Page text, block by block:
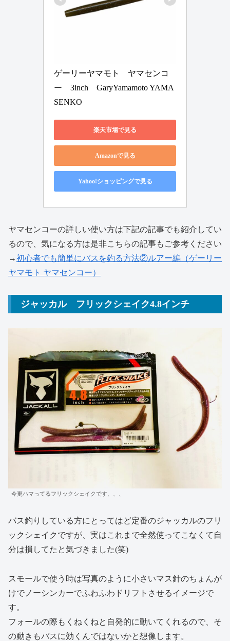
ゲーリーヤマモト　ヤマセンコ
ー　3inch　GaryYamamoto YAMA
SENKO
楽天市場で見る
Amazonで見る
Yahoo!ショッピングで見る
ヤマセンコーの詳しい使い方は下記の記事でも紹介してい
るので、気になる方は是非こちらの記事もご参考ください
→初心者でも簡単にバスを釣る方法②ルアー編（ゲーリー
ヤマモト ヤマセンコー）
ジャッカル フリックシェイク4.8インチ
今更ハマってるフリックシェイクです、、、
バス釣りしている方にとってはど定番のジャッカルのフリ
ックシェイクですが、実はこれまで全然使ってこなくて自
分は損してたと気づきました(笑)
スモールで使う時は写真のように小さいマス針のちょんが
けでノーシンカーでふわふわドリフトさせるイメージで
す。
フォールの際もくねくねと自発的に動いてくれるので、そ
の動きもバスに効くんではないかと想像します。